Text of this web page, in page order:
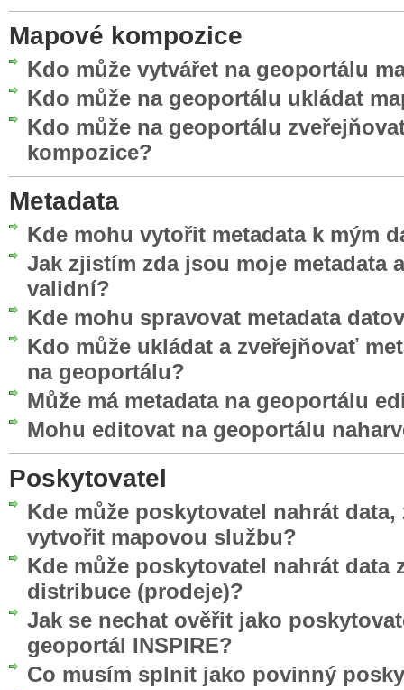
Mapové kompozice
Kdo může vytvářet na geoportálu
Kdo může na geoportálu ukládat
Kdo může na geoportálu
kompozice?
Metadata
Kde mohu vytořit metadata k mým
Jak zjistím zda jsou moje metadata
validní?
Kde mohu spravovat metadata
Kdo může ukládat a zveřejňovať
na geoportálu?
Může má metadata na geoportálu
Mohu editovat na geoportálu
Poskytovatel
Kde může poskytovatel nahrát data,
vytvořit mapovou službu?
Kde může poskytovatel nahrát data
distribuce (prodeje)?
Jak se nechat ověřit jako
geoportál INSPIRE?
Co musím splnit jako povinný